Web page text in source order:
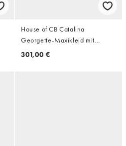
House of CB Catalina
Georgette-Maxikleid mit
Spitzeneinsätzen in Mauve
301,00 €